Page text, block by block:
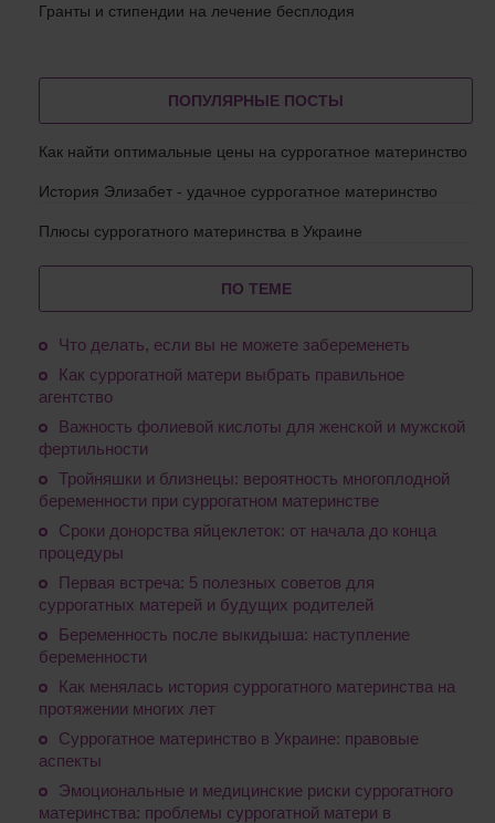
Гранты и стипендии на лечение бесплодия
ПОПУЛЯРНЫЕ ПОСТЫ
Как найти оптимальные цены на суррогатное материнство
История Элизабет - удачное суррогатное материнство
Плюсы суррогатного материнства в Украине
ПО ТЕМЕ
Что делать, если вы не можете забеременеть
Как суррогатной матери выбрать правильное
агентство
Важность фолиевой кислоты для женской и мужской
фертильности
Тройняшки и близнецы: вероятность многоплодной
беременности при суррогатном материнстве
Сроки донорства яйцеклеток: от начала до конца
процедуры
Первая встреча: 5 полезных советов для
суррогатных матерей и будущих родителей
Беременность после выкидыша: наступление
беременности
Как менялась история суррогатного материнства на
протяжении многих лет
Суррогатное материнство в Украине: правовые
аспекты
Эмоциональные и медицинские риски суррогатного
материнства: проблемы суррогатной матери в